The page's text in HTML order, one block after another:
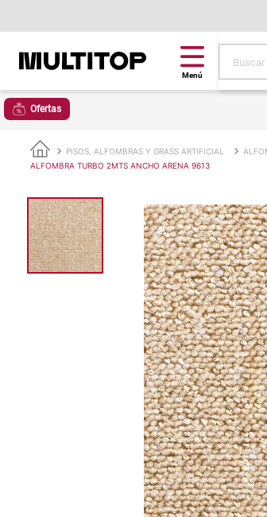
Ofertas
PISOS, ALFOMBRAS Y GRASS ARTIFICIAL
ALFOMBRA TURBO 2MTS ANCHO ARENA 9613